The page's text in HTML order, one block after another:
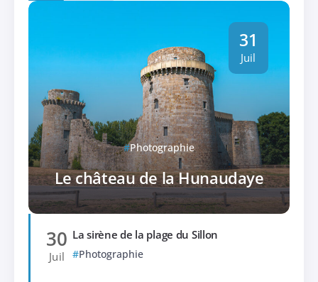
Photographie
Le château de la Hunaudaye
31
Juil
30
Juil
La sirène de la plage du Sillon
Photographie